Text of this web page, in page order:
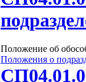
Положение об
Положения о